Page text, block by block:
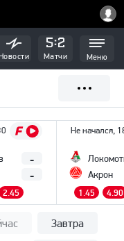
Матчи Меню
-
-
2.45
Не начался,
Акрон
1.45 4.90
Завтра